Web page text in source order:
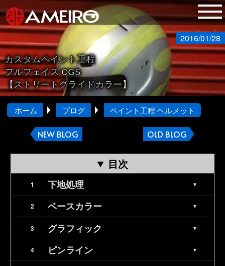
カスタムペイント工程
フルフェイス CGS
【ストリートグライドカラー】
2016/01/28
ホーム ブログ ペイント工程 ヘルメット
NEW BLOG OLD BLOG
目次
下地処理
ベースカラー
グラフィック
ピンライン